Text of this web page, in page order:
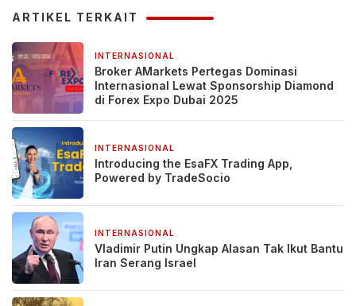
ARTIKEL TERKAIT
INTERNASIONAL
Broker AMarkets Pertegas Dominasi
Internasional Lewat Sponsorship Diamond
di Forex Expo Dubai 2025
INTERNASIONAL
Introducing the EsaFX Trading App,
Powered by TradeSocio
INTERNASIONAL
Vladimir Putin Ungkap Alasan Tak Ikut Bantu
Iran Serang Israel